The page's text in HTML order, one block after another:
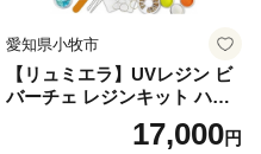
愛知県小牧市
【リュミエラ】UVレジン ビ
バーチェ レジンキット ハン
ドメイド レジンクラフト ア
クセサリーキット 手作り セ
17,000円